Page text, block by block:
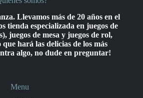
Llevamos más de 20 años en el
tienda especializada en juegos de
juegos de mesa y juegos de rol,
hará las delicias de los más
algo, no dude en preguntar!
Menu